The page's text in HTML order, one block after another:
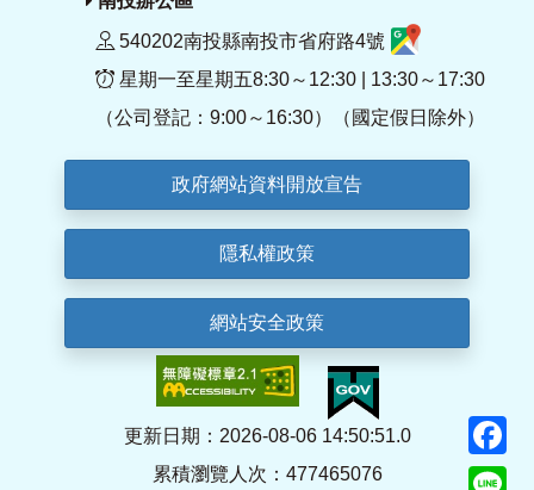
540202南投縣南投市省府路4號
星期一至星期五8:30～12:30 | 13:30～17:30
（公司登記：9:00～16:30）（國定假日除外）
政府網站資料開放宣告
隱私權政策
網站安全政策
更新日期：2026-08-06 14:50:51.0
累積瀏覽人次：477465076